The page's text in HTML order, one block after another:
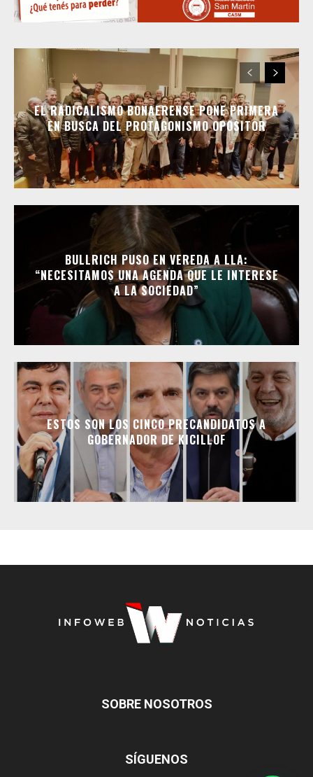
EL RADICALISMO BONAERENSE PONE PRIMERA
EN BUSCA DEL PROTAGONISMO OPOSITOR
BULLRICH PUSO EN VEREDA A LLA:
“NECESITAMOS UNA AGENDA QUE LE INTERESE
A LA SOCIEDAD”
ESTOS SON LOS CINCO PRECANDIDATOS A
GOBERNADOR DE KICILLOF
SOBRE NOSOTROS
SÍGUENOS